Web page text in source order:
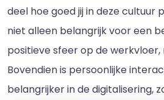
deel hoe goed jij in deze cultuur
niet alleen belangrijk voor een
positieve sfeer op de werkvloer,
Bovendien is persoonlijke
belangrijker in de digitalisering,